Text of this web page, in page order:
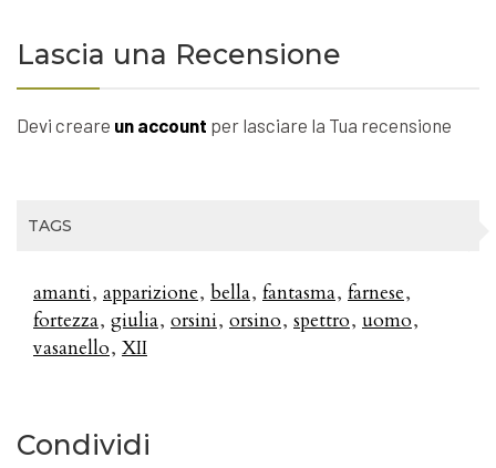
Lascia una Recensione
Devi creare un account per lasciare la Tua recensione
TAGS
amanti apparizione bella fantasma farnese
fortezza giulia orsini orsino spettro uomo
vasanello XII
Condividi